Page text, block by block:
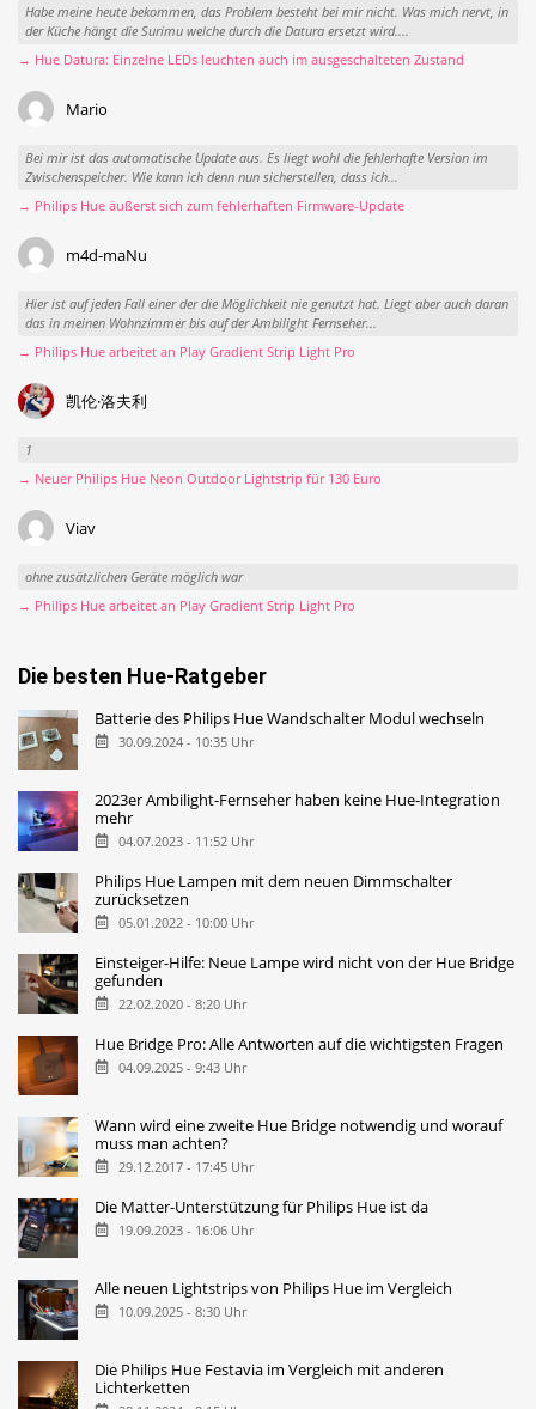
Habe meine heute bekommen, das Problem besteht bei mir nicht. Was mich nervt, in
der Küche hängt die Surimu welche durch die Datura ersetzt wird....
→ Hue Datura: Einzelne LEDs leuchten auch im ausgeschalteten Zustand
Mario
Bei mir ist das automatische Update aus. Es liegt wohl die fehlerhafte Version im
Zwischenspeicher. Wie kann ich denn nun sicherstellen, dass ich...
→ Philips Hue äußerst sich zum fehlerhaften Firmware-Update
m4d-maNu
Hier ist auf jeden Fall einer der die Möglichkeit nie genutzt hat. Liegt aber auch daran
das in meinen Wohnzimmer bis auf der Ambilight Fernseher...
→ Philips Hue arbeitet an Play Gradient Strip Light Pro
凯伦·洛夫利
1
→ Neuer Philips Hue Neon Outdoor Lightstrip für 130 Euro
Viav
ohne zusätzlichen Geräte möglich war
→ Philips Hue arbeitet an Play Gradient Strip Light Pro
Die besten Hue-Ratgeber
Batterie des Philips Hue Wandschalter Modul wechseln
30.09.2024 - 10:35 Uhr
2023er Ambilight-Fernseher haben keine Hue-Integration
mehr
04.07.2023 - 11:52 Uhr
Philips Hue Lampen mit dem neuen Dimmschalter
zurücksetzen
05.01.2022 - 10:00 Uhr
Einsteiger-Hilfe: Neue Lampe wird nicht von der Hue Bridge
gefunden
22.02.2020 - 8:20 Uhr
Hue Bridge Pro: Alle Antworten auf die wichtigsten Fragen
04.09.2025 - 9:43 Uhr
Wann wird eine zweite Hue Bridge notwendig und worauf
muss man achten?
29.12.2017 - 17:45 Uhr
Die Matter-Unterstützung für Philips Hue ist da
19.09.2023 - 16:06 Uhr
Alle neuen Lightstrips von Philips Hue im Vergleich
10.09.2025 - 8:30 Uhr
Die Philips Hue Festavia im Vergleich mit anderen
Lichterketten